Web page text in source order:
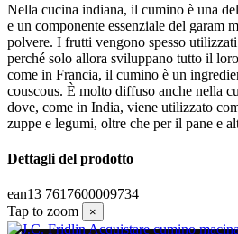
Nella cucina indiana, il cumino è una
e un componente essenziale del garam
polvere. I frutti vengono spesso
perché solo allora sviluppano tutto il
come in Francia, il cumino è un
couscous. È molto diffuso anche nella
dove, come in India, viene utilizzato
zuppe e legumi, oltre che per il pane e
Dettagli del prodotto
ean13 7617600009734
Tap to zoom
×